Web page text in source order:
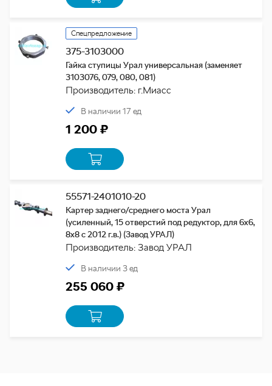
Спецпредложение
375-3103000
Гайка ступицы Урал универсальная (заменяет
3103076, 079, 080, 081)
Производитель: г.Миасс
В наличии 17 ед
1 200 ₽
55571-2401010-20
Картер заднего/среднего моста Урал
(усиленный, 15 отверстий под редуктор, для 6х6,
8х8 с 2012 г.в.) (Завод УРАЛ)
Производитель: Завод УРАЛ
В наличии 3 ед
255 060 ₽